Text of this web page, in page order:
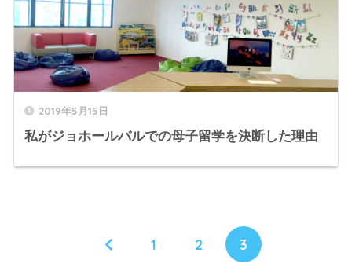
2019年5月15日
私がジョホールバルでの母子留学を決断した理由
1 2 3